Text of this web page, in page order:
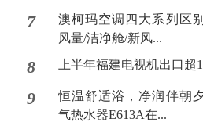
7
澳柯玛空调四大系列区
风量/洁净舱/新风...
8 上半年福建电视机出口超
9
恒温舒适浴，净润伴朝
气热水器E613A在...